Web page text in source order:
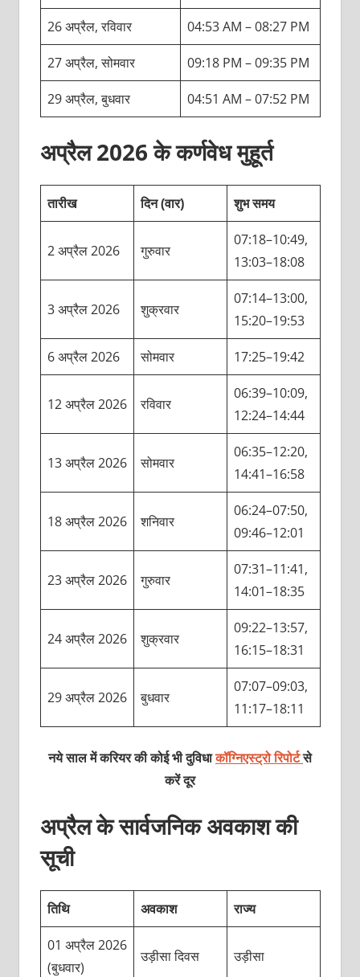
26 अप्रैल, रविवार 04:53 AM – 08:27 PM
27 अप्रैल, सोमवार 09:18 PM – 09:35 PM
29 अप्रैल, बुधवार 04:51 AM – 07:52 PM
अप्रैल 2026 के कर्णवेध मुहूर्त
तारीख दिन (वार) शुभ समय
2 अप्रैल 2026 गुरुवार
07:18–10:49,
13:03–18:08
3 अप्रैल 2026 शुक्रवार
07:14–13:00,
15:20–19:53
6 अप्रैल 2026 सोमवार 17:25–19:42
12 अप्रैल 2026 रविवार
06:39–10:09,
12:24–14:44
13 अप्रैल 2026 सोमवार
06:35–12:20,
14:41–16:58
18 अप्रैल 2026 शनिवार
06:24–07:50,
09:46–12:01
23 अप्रैल 2026 गुरुवार
07:31–11:41,
14:01–18:35
24 अप्रैल 2026 शुक्रवार
09:22–13:57,
16:15–18:31
29 अप्रैल 2026 बुधवार
07:07–09:03,
11:17–18:11
नये साल में करियर की कोई भी दुविधाकॉग्निएस्ट्रो रिपोर्टसे
करें दूर
अप्रैल के सार्वजनिक अवकाश की
सूची
तिथि अवकाश राज्य
01 अप्रैल 2026
(बुधवार)
उड़ीसा दिवस उड़ीसा